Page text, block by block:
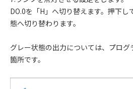
DO.0を「H」へ切り替えます。押下
態へ切り替わります。
グレー状態の出力については、プロ
箇所です。